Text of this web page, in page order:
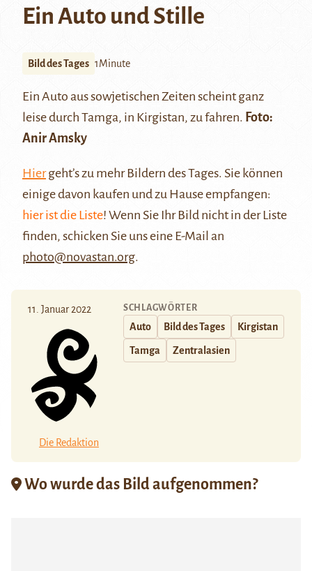
Ein Auto und Stille
Bild des Tages 1Minute
Ein Auto aus sowjetischen Zeiten scheint ganz
leise durch Tamga, in Kirgistan, zu fahren. Foto:
Anir Amsky
Hiergeht’s zu mehr Bildern des Tages. Sie können
einige davon kaufen und zu Hause empfangen:
hier ist die Liste! Wenn Sie Ihr Bild nicht in der Liste
finden, schicken Sie uns eine E-Mail an
photo@novastan.org.
11. Januar 2022
Die Redaktion
SCHLAGWÖRTER
Auto Bild des Tages Kirgistan
Tamga Zentralasien
Wo wurde das Bild aufgenommen?